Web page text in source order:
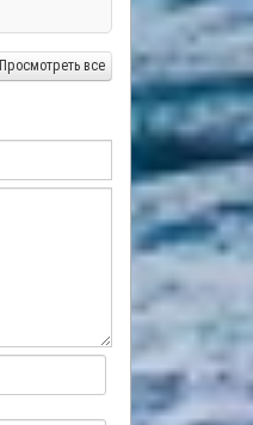
Просмотреть все